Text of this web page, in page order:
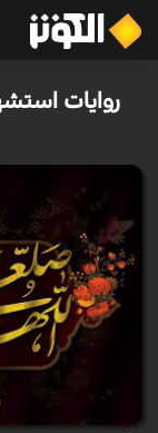
روايات